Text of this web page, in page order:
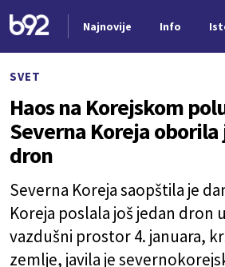
Najnovije Info
SVET
Haos na Korejskom
Severna Koreja
dron
Severna Koreja saopštila je
Koreja poslala još jedan dron
vazdušni prostor 4. januara,
zemlje, javila je